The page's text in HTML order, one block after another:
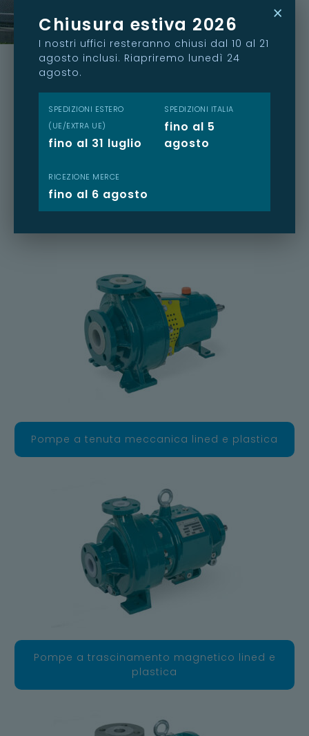
POMPE CENTRIFUGHE
Scopri i modelli di pompe industriali impiegate
nei settori:Chimico Industriale
Farmaceutico .
distributori, al fine di cogliere esattamente le
richieste dei clienti proponendo il prodotto
più adeguato per il loro servizio.
Pompe a tenuta meccanica lined e plastica
Pompe a trascinamento magnetico lined e
plastica
×
Chiusura estiva 2026
I nostri uffici resteranno chiusi dal 10 al 21
agosto inclusi. Riapriremo lunedì 24
agosto.
SPEDIZIONI ESTERO
(UE/EXTRA UE)
fino al 31 luglio
SPEDIZIONI ITALIA
fino al 5
agosto
RICEZIONE MERCE
fino al 6 agosto